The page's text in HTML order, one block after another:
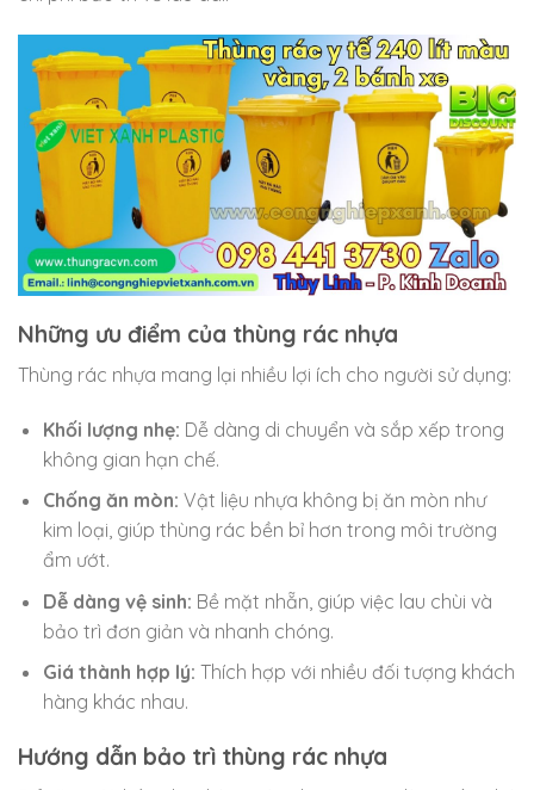
Những ưu điểm của thùng rác nhựa
Thùng rác nhựa mang lại nhiều lợi ích cho người sử dụng:
Khối lượng nhẹ: Dễ dàng di chuyển và sắp xếp trong
không gian hạn chế.
Chống ăn mòn: Vật liệu nhựa không bị ăn mòn như
kim loại, giúp thùng rác bền bỉ hơn trong môi trường
ẩm ướt.
Dễ dàng vệ sinh: Bề mặt nhẵn, giúp việc lau chùi và
bảo trì đơn giản và nhanh chóng.
Giá thành hợp lý: Thích hợp với nhiều đối tượng khách
hàng khác nhau.
Hướng dẫn bảo trì thùng rác nhựa